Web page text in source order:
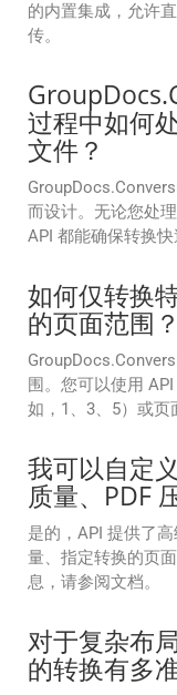
的内置集成，允许
传。
过程中如何
文件？
而设计。无论您处
API 都能确保转换
如何仅转换
的页面范围？
围。您可以使用
如，1、3、5）或页
我可以自定
质量、PDF
是的，API 提供了
量、指定转换的页
息，请参阅文档。
对于复杂布
的转换有多